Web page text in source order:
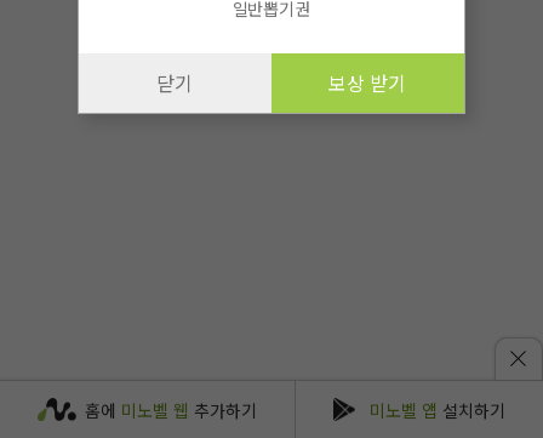
일반뽑기권
닫기 보상 받기
홈에 미노벨 웹 추가하기 미노벨 앱 설치하기